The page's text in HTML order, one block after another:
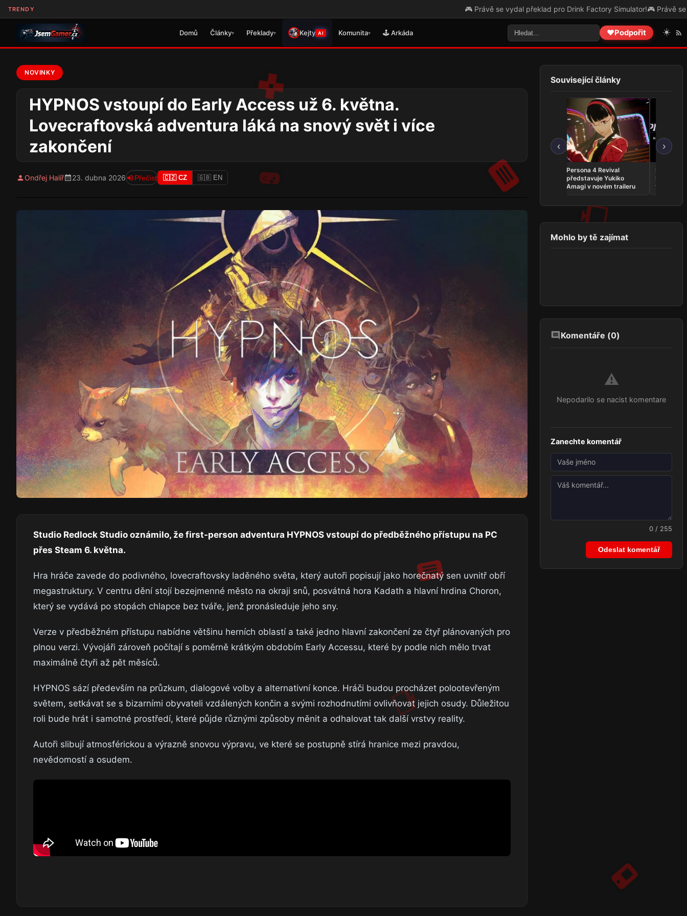
TRENDY 🎮 Právě se vydal překlad pro Drink Factory Simulator!🎮 Právě se vydal
Domů Články▾ Překlady▾ Kejty AI Komunita▾ 🕹️ Arkáda ❤️Podpořit ☀️
NOVINKY
HYPNOS vstoupí do Early Access už 6. května.
Lovecraftovská adventura láká na snový svět i více
zakončení
Ondřej Halíř 23. dubna 2026 Přečíst 🇨🇿 CZ 🇬🇧 EN
Studio Redlock Studio oznámilo, že first-person adventura HYPNOS vstoupí do předběžného přístupu na PC
přes Steam 6. května.
Hra hráče zavede do podivného, lovecraftovsky laděného světa, který autoři popisují jako horečnatý sen uvnitř obří
megastruktury. V centru dění stojí bezejmenné město na okraji snů, posvátná hora Kadath a hlavní hrdina Choron,
který se vydává po stopách chlapce bez tváře, jenž pronásleduje jeho sny.
Verze v předběžném přístupu nabídne většinu herních oblastí a také jedno hlavní zakončení ze čtyř plánovaných pro
plnou verzi. Vývojáři zároveň počítají s poměrně krátkým obdobím Early Accessu, které by podle nich mělo trvat
maximálně čtyři až pět měsíců.
HYPNOS sází především na průzkum, dialogové volby a alternativní konce. Hráči budou procházet polootevřeným
světem, setkávat se s bizarními obyvateli vzdálených končin a svými rozhodnutími ovlivňovat jejich osudy. Důležitou
roli bude hrát i samotné prostředí, které půjde různými způsoby měnit a odhalovat tak další vrstvy reality.
Autoři slibují atmosférickou a výrazně snovou výpravu, ve které se postupně stírá hranice mezi pravdou,
nevědomostí a osudem.
Související články
‹
Whitestrake’s Mayhem se
vrací do The Elder Scrolls
Online v kratší podobě
Persona 4 Revival
představuje Yukiko
Amagi v novém traileru
Phantom:
INFERNO
vyjde v
›
Mohlo by tě zajímat
Komentáře (0)
⚠️
Nepodarilo se nacist komentare
Zanechte komentář
0 / 255
Odeslat komentář